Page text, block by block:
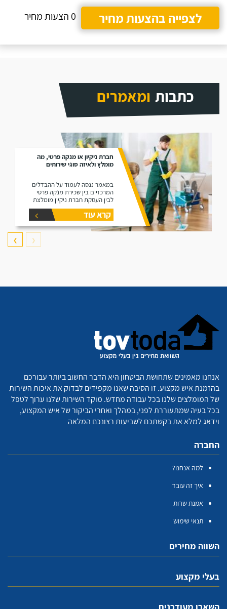
לצפייה בהצעות מחיר
0 הצעות מחיר
כתבות ומאמרים
חברת ניקיון או מנקה פרטי, מה
מומלץ ולאיזה סוגי שירותים
במאמר ננסה לעמוד על ההבדלים
המרכזיים בין שכירת מנקה פרטי
לבין העסקת חברת ניקיון מומלצת
קרא עוד
❮
❯
אנחנו מאמינים שתחושת הביטחון היא הדבר החשוב ביותר עבורכם
בהזמנת איש מקצוע. זו הסיבה שאנו מקפידים לבדוק את איכות השירות
של המומלצים שלנו בכל עבודה מחדש. מוקד השירות שלנו ערוך לטפל
בכל בעיה שמתעוררת לפני, במהלך ואחרי הביקור של איש המקצוע,
וידאג למלא את בקשתכם לשביעות רצונכם המלאה
החברה
למה אנחנו?
איך זה עובד
אמנת שרות
תנאי שימוש
השווה מחירים
בעלי מקצוע